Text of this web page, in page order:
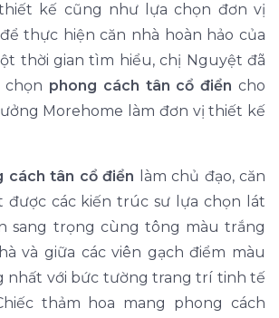
kế cũng như lựa chọn đơn vị
thực hiện căn nhà hoàn hảo của
thời gian tìm hiểu, chị Nguyệt đã
phong cách tân cổ điển cho
Morehome làm đơn vị thiết kế
cách tân cổ điển làm chủ đạo, căn
được các kiến trúc sư lựa chọn lát
sang trọng cùng tông màu trắng
và giữa các viên gạch điểm màu
nhất với bức tường trang trí tinh tế
thảm hoa mang phong cách